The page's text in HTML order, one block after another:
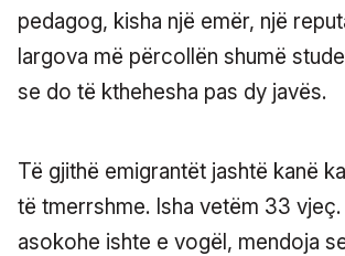
pedagog, kisha një emër, një
largova më përcollën shumë
se do të kthehesha pas dy javës.
Të gjithë emigrantët jashtë kanë
të tmerrshme. Isha vetëm 33 vjeç.
asokohe ishte e vogël, mendoja